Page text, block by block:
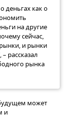
деньгах как о
на другие
сейчас,
и рынки
рассказал
рынка
может
и